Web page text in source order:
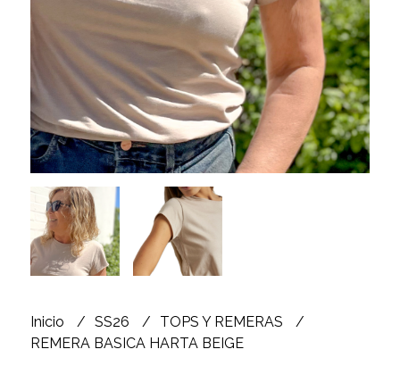
Inicio SS26
TOPS Y REMERAS
REMERA BASICA HARTA BEIGE